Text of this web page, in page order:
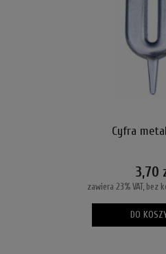
Cyfra
3,70
zawiera 23% VAT, bez
DO